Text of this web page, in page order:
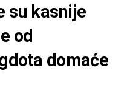
su kasnije
od
domaće